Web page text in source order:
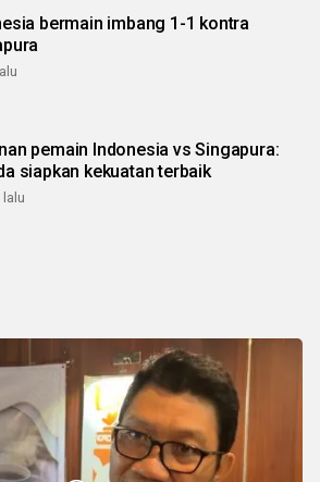
bermain imbang 1-1 kontra
pemain Indonesia vs Singapura:
siapkan kekuatan terbaik
lalu